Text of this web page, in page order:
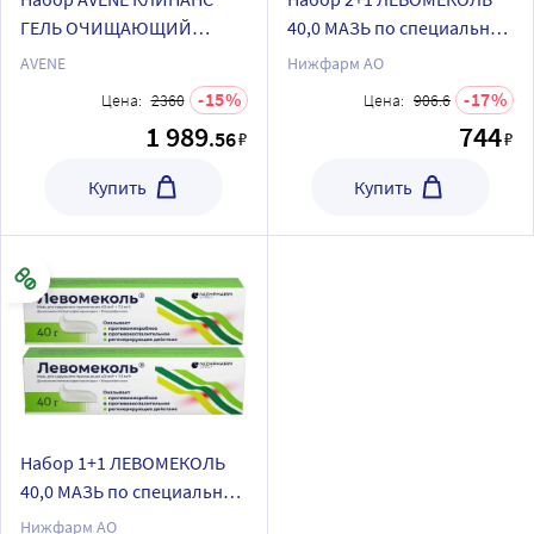
ГЕЛЬ ОЧИЩАЮЩИЙ
МАТИРУЮЩИЙ 200МЛ +
АЗЕЛИК 15% 30,0 ГЕЛЬ
AVENE
Цена: 2360 15
1 989.56₽
Купить
40,0 МАЗЬ по специальной
цене
Нижфарм АО
Цена: 906.6 17
744₽
Купить
Набор 1+1 ЛЕВОМЕКОЛЬ
40,0 МАЗЬ по специальной
цене
Нижфарм АО